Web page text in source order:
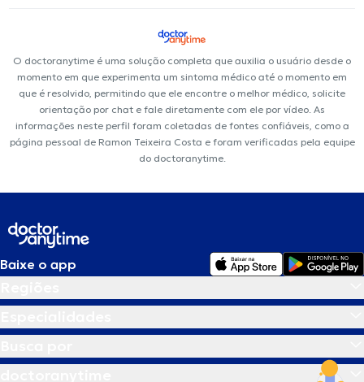
O doctoranytime é uma solução completa que auxilia o usuário desde o
momento em que experimenta um sintoma médico até o momento em
que é resolvido, permitindo que ele encontre o melhor médico, solicite
orientação por chat e fale diretamente com ele por vídeo. As
informações neste perfil foram coletadas de fontes confiáveis, como a
página pessoal de Ramon Teixeira Costa e foram verificadas pela equipe
do doctoranytime.
Baixe o app